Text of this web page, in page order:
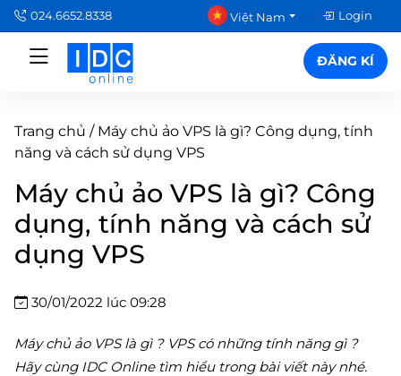
024.6652.8338 Việt Nam Login
ĐĂNG KÍ
Trang chủ / Máy chủ ảo VPS là gì? Công dụng, tính
năng và cách sử dụng VPS
Máy chủ ảo VPS là gì? Công
dụng, tính năng và cách sử
dụng VPS
30/01/2022 lúc 09:28
Máy chủ ảo VPS là gì ? VPS có những tính năng gì ?
Hãy cùng IDC Online tìm hiểu trong bài viết này nhé.